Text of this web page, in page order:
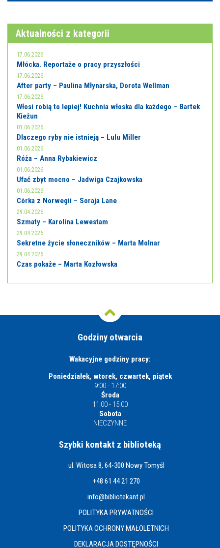
Aktualności z kategorii
17.06.2026
Młócka. Reportaże o pracy przyszłości
17.06.2026
After party – Paulina Młynarska, Dorota Wellman
17.06.2026
Włosi robią to lepiej! Kuchnia włoska dla każdego – Bartek
Kieżun
01.06.2026
Dlaczego ryby nie istnieją – Lulu Miller
01.06.2026
Róża – Anna Rybakiewicz
01.06.2026
Ufać zbyt mocno – Jadwiga Czajkowska
01.06.2026
Córka z Norwegii – Soraja Lane
29.04.2026
Szmaty – Karolina Lewestam
29.04.2026
Sekretne życie słoneczników – Marta Molnar
29.04.2026
Czas pokaże – Marta Kozłowska
Godziny otwarcia
Wakacyjne godziny pracy:
Poniedziałek, wtorek, czwartek, piątek
9:00 - 17:00
Środa
11:00 - 15:00
Sobota
NIECZYNNE
Szybki kontakt z biblioteką
ul. Witosa 8, 64-300 Nowy Tomyśl
+48 61 44 21 270
info@bibliotekant.pl
POLITYKA PRYWATNOŚCI
POLITYKA OCHRONY MAŁOLETNICH
DEKLARACJA DOSTĘPNOŚCI